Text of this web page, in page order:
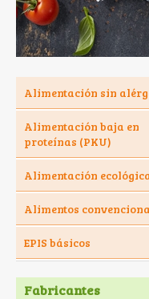
Alimentación sin
Alimentación baja en
proteínas (PKU)
Alimentación
Alimentos
EPIS básicos
Fabricantes